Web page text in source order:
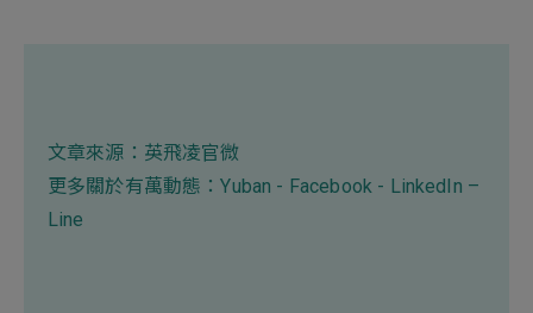
文章來源： 英飛凌官微
更多關於有萬動態：Yuban - Facebook - LinkedIn –
Line